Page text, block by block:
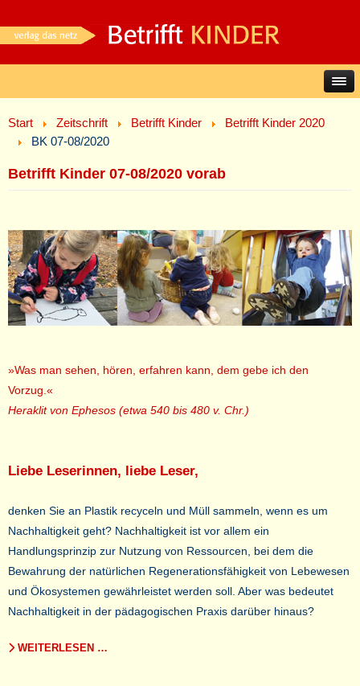
Start Zeitschrift Betrifft Kinder
Betrifft Kinder 2020
BK 07-08/2020
Betrifft Kinder 07-08/2020 vorab
»Was man sehen, hören, erfahren kann, dem gebe ich den
Vorzug.«
Heraklit von Ephesos (etwa 540 bis 480 v. Chr.)
Liebe Leserinnen, liebe Leser,
denken Sie an Plastik recyceln und Müll sammeln, wenn es um
Nachhaltigkeit geht? Nachhaltigkeit ist vor allem ein
Handlungsprinzip zur Nutzung von Ressourcen, bei dem die
Bewahrung der natürlichen Regenerationsfähigkeit von Lebewesen
und Ökosystemen gewährleistet werden soll. Aber was bedeutet
Nachhaltigkeit in der pädagogischen Praxis darüber hinaus?
WEITERLESEN …